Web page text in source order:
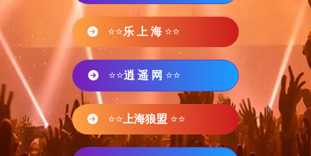
⭐⭐乐 上 海 ⭐⭐
⭐⭐逍 遥 网 ⭐⭐
⭐⭐ 上海狼盟 ⭐⭐